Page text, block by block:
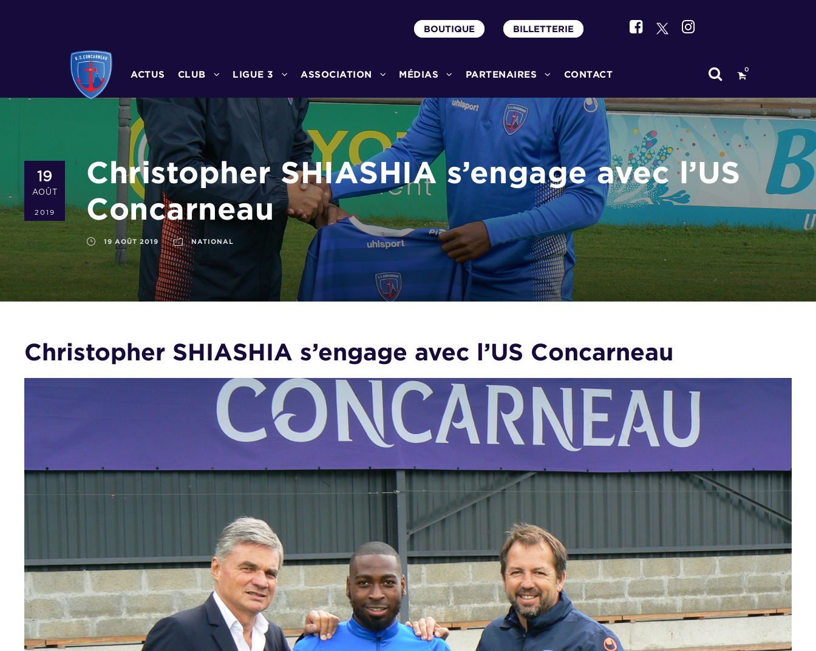
BOUTIQUE BILLETTERIE
ACTUS CLUB LIGUE 3 ASSOCIATION MÉDIAS PARTENAIRES CONTACT 0
19
AOÛT
2019
Christopher SHIASHIA s’engage avec l’US
Concarneau
19 AOÛT 2019 NATIONAL
Christopher SHIASHIA s’engage avec l’US Concarneau